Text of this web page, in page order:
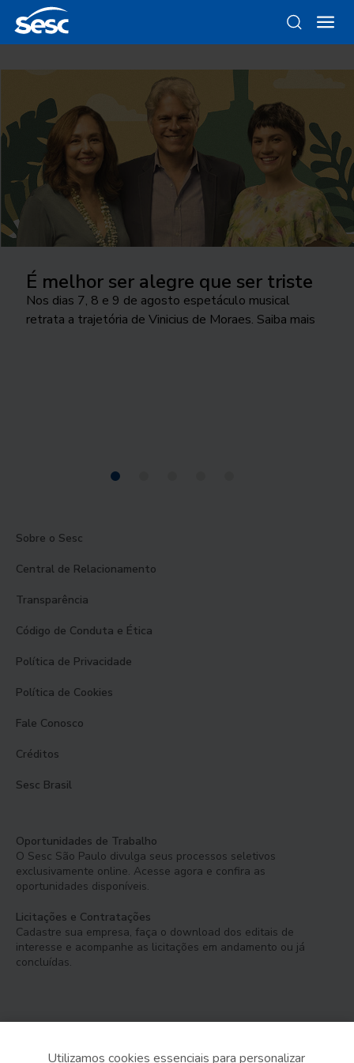
É melhor ser alegre que ser triste
Nos dias 7, 8 e 9 de agosto espetáculo musical
retrata a trajetória de Vinicius de Moraes. Saiba mais
Sobre o Sesc
Central de Relacionamento
Transparência
Código de Conduta e Ética
Política de Privacidade
Política de Cookies
Fale Conosco
Créditos
Sesc Brasil
Oportunidades de Trabalho
O Sesc São Paulo divulga seus processos seletivos
exclusivamente online. Acesse agora e confira as
oportunidades disponíveis.
Licitações e Contratações
Cadastre sua empresa, faça o download dos editais de
interesse e acompanhe as licitações em andamento ou já
concluídas.
Utilizamos cookies essenciais para personalizar